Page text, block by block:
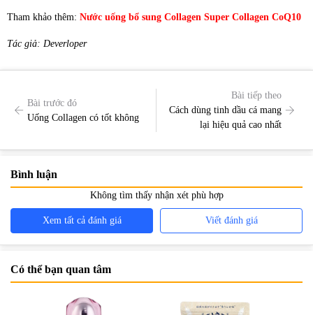
Tham khảo thêm: Nước uống bổ sung Collagen Super Collagen CoQ10
Tác giả: Deverloper
Bài trước đó
Uống Collagen có tốt không
Bài tiếp theo
Cách dùng tinh dầu cá mang
lại hiệu quả cao nhất
Bình luận
Không tìm thấy nhận xét phù hợp
Xem tất cả đánh giá Viết đánh giá
Có thể bạn quan tâm